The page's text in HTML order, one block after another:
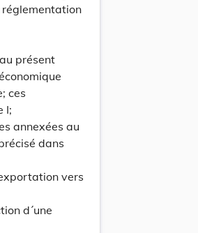
réglementation
présent
ces
I;
annexées au
dans
vers
d´une